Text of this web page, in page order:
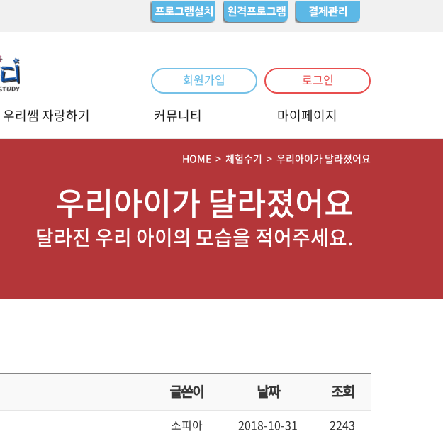
우리쌤 자랑하기 커뮤니티 마이페이지
로그인
회원가입
HOME > 체험수기 > 우리아이가 달라졌어요
우리아이가 달라졌어요
달라진 우리 아이의 모습을 적어주세요.
글쓴이 날짜 조회
소피아 2018-10-31
2243